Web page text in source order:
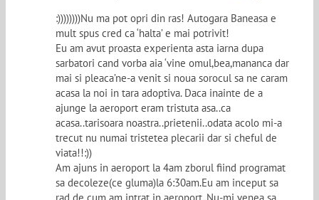
:))))))))Nu ma pot opri din ras! Autogara Baneasa e
mult spus cred ca ‘halta’ e mai potrivit!
Eu am avut proasta experienta asta iarna dupa
sarbatori cand vorba aia ‘vine omul,bea,mananca dar
mai si pleaca’ne-a venit si noua sorocul sa ne caram
acasa la noi in tara adoptiva. Daca inainte de a
ajunge la aeroport eram tristuta asa..ca
acasa..tarisoara noastra..prietenii..odata acolo mi-a
trecut nu numai tristetea plecarii dar si cheful de
viata!!:))
Am ajuns in aeroport la 4am zborul fiind programat
sa decoleze(ce gluma)la 6:30am.Eu am inceput sa
rad de cum am intrat in aeroport. Nu-mi venea sa